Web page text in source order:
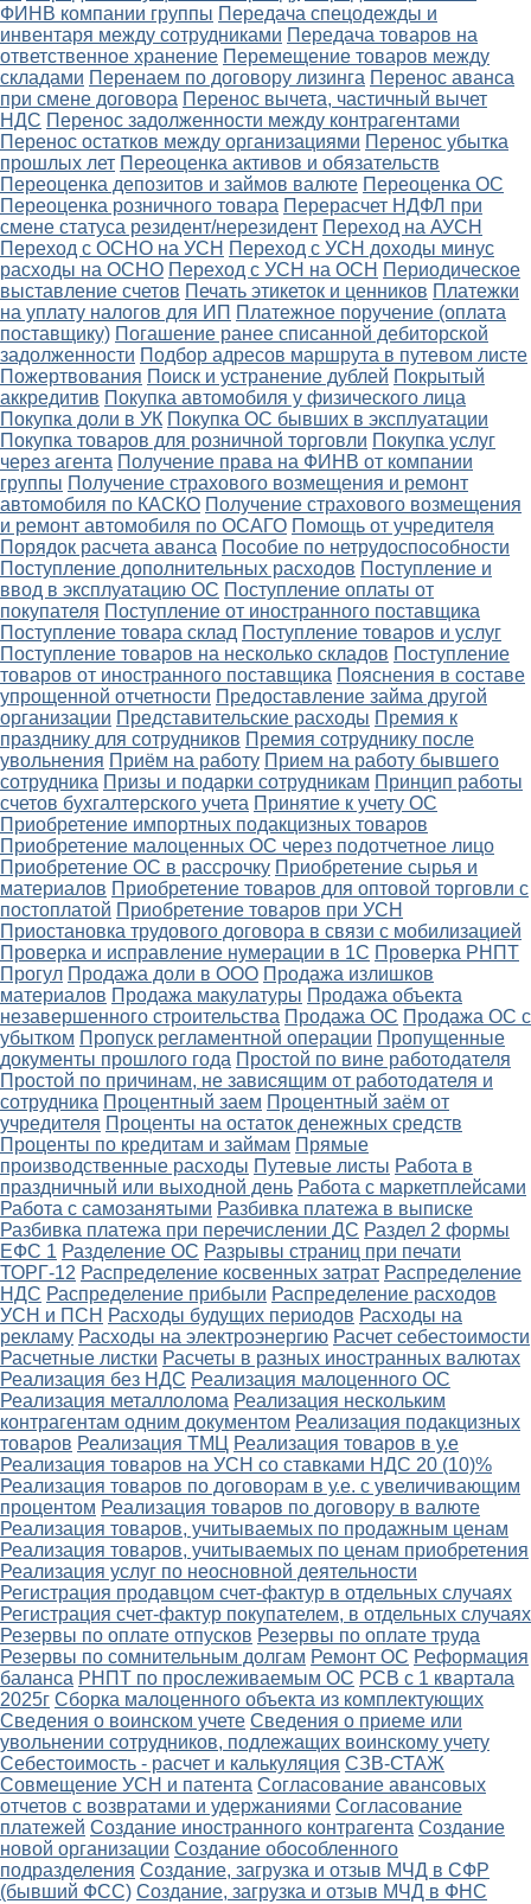
ФИНВ компании группы Передача спецодежды и
инвентаря между сотрудниками Передача товаров на
ответственное хранение Перемещение товаров между
складами Перенаем по договору лизинга Перенос аванса
при смене договора Перенос вычета, частичный вычет
НДС Перенос задолженности между контрагентами
Перенос остатков между организациями Перенос убытка
прошлых лет Переоценка активов и обязательств
Переоценка депозитов и займов валюте Переоценка ОС
Переоценка розничного товара Перерасчет НДФЛ при
смене статуса резидент/нерезидент Переход на АУСН
Переход с ОСНО на УСН Переход с УСН доходы минус
расходы на ОСНО Переход с УСН на ОСН Периодическое
выставление счетов Печать этикеток и ценников Платежки
на уплату налогов для ИП Платежное поручение (оплата
поставщику) Погашение ранее списанной дебиторской
задолженности Подбор адресов маршрута в путевом листе
Пожертвования Поиск и устранение дублей Покрытый
аккредитив Покупка автомобиля у физического лица
Покупка доли в УК Покупка ОС бывших в эксплуатации
Покупка товаров для розничной торговли Покупка услуг
через агента Получение права на ФИНВ от компании
группы Получение страхового возмещения и ремонт
автомобиля по КАСКО Получение страхового возмещения
и ремонт автомобиля по ОСАГО Помощь от учредителя
Порядок расчета аванса Пособие по нетрудоспособности
Поступление дополнительных расходов Поступление и
ввод в эксплуатацию ОС Поступление оплаты от
покупателя Поступление от иностранного поставщика
Поступление товара склад Поступление товаров и услуг
Поступление товаров на несколько складов Поступление
товаров от иностранного поставщика Пояснения в составе
упрощенной отчетности Предоставление займа другой
организации Представительские расходы Премия к
празднику для сотрудников Премия сотруднику после
увольнения Приём на работу Прием на работу бывшего
сотрудника Призы и подарки сотрудникам Принцип работы
счетов бухгалтерского учета Принятие к учету ОС
Приобретение импортных подакцизных товаров
Приобретение малоценных ОС через подотчетное лицо
Приобретение ОС в рассрочку Приобретение сырья и
материалов Приобретение товаров для оптовой торговли с
постоплатой Приобретение товаров при УСН
Приостановка трудового договора в связи с мобилизацией
Проверка и исправление нумерации в 1С Проверка РНПТ
Прогул Продажа доли в ООО Продажа излишков
материалов Продажа макулатуры Продажа объекта
незавершенного строительства Продажа ОС Продажа ОС с
убытком Пропуск регламентной операции Пропущенные
документы прошлого года Простой по вине работодателя
Простой по причинам, не зависящим от работодателя и
сотрудника Процентный заем Процентный заём от
учредителя Проценты на остаток денежных средств
Проценты по кредитам и займам Прямые
производственные расходы Путевые листы Работа в
праздничный или выходной день Работа с маркетплейсами
Работа с самозанятыми Разбивка платежа в выписке
Разбивка платежа при перечислении ДС Раздел 2 формы
ЕФС 1 Разделение ОС Разрывы страниц при печати
ТОРГ-12 Распределение косвенных затрат Распределение
НДС Распределение прибыли Распределение расходов
УСН и ПСН Расходы будущих периодов Расходы на
рекламу Расходы на электроэнергию Расчет себестоимости
Расчетные листки Расчеты в разных иностранных валютах
Реализация без НДС Реализация малоценного ОС
Реализация металлолома Реализация нескольким
контрагентам одним документом Реализация подакцизных
товаров Реализация ТМЦ Реализация товаров в у.е
Реализация товаров на УСН со ставками НДС 20 (10)%
Реализация товаров по договорам в у.е. с увеличивающим
процентом Реализация товаров по договору в валюте
Реализация товаров, учитываемых по продажным ценам
Реализация товаров, учитываемых по ценам приобретения
Реализация услуг по неосновной деятельности
Регистрация продавцом счет-фактур в отдельных случаях
Регистрация счет-фактур покупателем, в отдельных случаях
Резервы по оплате отпусков Резервы по оплате труда
Резервы по сомнительным долгам Ремонт ОС Реформация
баланса РНПТ по прослеживаемым ОС РСВ с 1 квартала
2025г Сборка малоценного объекта из комплектующих
Сведения о воинском учете Сведения о приеме или
увольнении сотрудников, подлежащих воинскому учету
Себестоимость - расчет и калькуляция СЗВ-СТАЖ
Совмещение УСН и патента Согласование авансовых
отчетов с возвратами и удержаниями Согласование
платежей Создание иностранного контрагента Создание
новой организации Создание обособленного
подразделения Создание, загрузка и отзыв МЧД в СФР
(бывший ФСС) Создание, загрузка и отзыв МЧД в ФНС